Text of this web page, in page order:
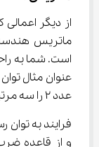
عدد ۲ را سه مرتبه در خودش ضرب می‌کنیم.
فرایند به